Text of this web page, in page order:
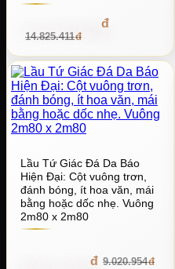
14.825.411
Lầu Tứ Giác Đá Da Báo
Hiện Đại: Cột vuông trơn,
đánh bóng, ít hoa văn, mái
bằng hoặc dốc nhẹ. Vuông
2m80 x 2m80
9.020.954